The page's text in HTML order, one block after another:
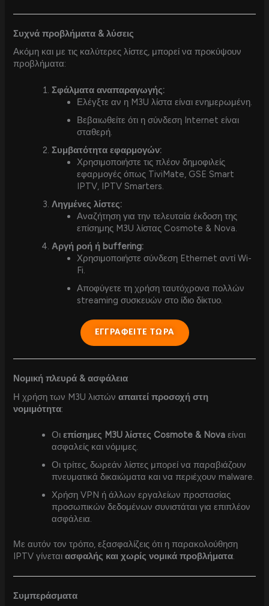
Συχνά προβλήματα & λύσεις
Ακόμη και με τις καλύτερες λίστες, μπορεί να προκύψουν
προβλήματα:
Σφάλματα αναπαραγωγής:
Ελέγξτε αν η M3U λίστα είναι ενημερωμένη.
Βεβαιωθείτε ότι η σύνδεση Internet είναι
σταθερή.
Συμβατότητα εφαρμογών:
Χρησιμοποιήστε τις πλέον δημοφιλείς
εφαρμογές όπως TiviMate, GSE Smart
IPTV, IPTV Smarters.
Ληγμένες λίστες:
Αναζήτηση για την τελευταία έκδοση της
επίσημης M3U λίστας Cosmote & Nova.
Αργή ροή ή buffering:
Χρησιμοποιήστε σύνδεση Ethernet αντί Wi-
Fi.
Αποφύγετε τη χρήση ταυτόχρονα πολλών
streaming συσκευών στο ίδιο δίκτυο.
ΕΓΓΡΑΦΕΙΤΕ ΤΩΡΑ
Νομική πλευρά & ασφάλεια
Η χρήση των M3U λιστώναπαιτεί προσοχή στη
νομιμότητα:
Οιεπίσημες M3U λίστες Cosmote & Nova είναι
ασφαλείς και νόμιμες.
Οι τρίτες, δωρεάν λίστες μπορεί να παραβιάζουν
πνευματικά δικαιώματα και να περιέχουν malware.
Χρήση VPN ή άλλων εργαλείων προστασίας
προσωπικών δεδομένων συνιστάται για επιπλέον
ασφάλεια.
Με αυτόν τον τρόπο, εξασφαλίζεις ότι η παρακολούθηση
IPTV γίνεταιασφαλής και χωρίς νομικά προβλήματα.
Συμπεράσματα